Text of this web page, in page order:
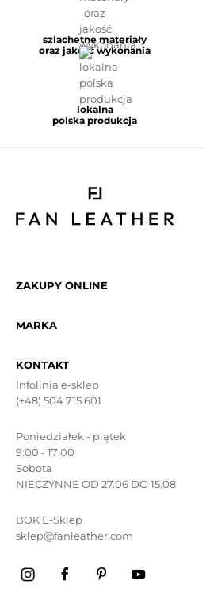
szlachetne materiały
oraz jakość wykonania
lokalna
polska produkcja
ZAKUPY ONLINE
MARKA
KONTAKT
Infolinia e-sklep
(+48) 504 715 601
Poniedziałek - piątek
9:00 - 17:00
Sobota
NIECZYNNE OD 27.06 DO 15.08
BOK E-Sklep
sklep@fanleather.com